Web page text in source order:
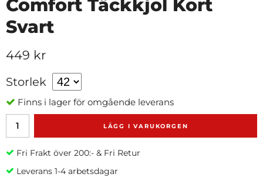
Comfort Täckkjol Kort
Svart
449 kr
Storlek
Finns i lager för omgående leverans
LÄGG I VARUKORGEN
Fri Frakt över 200:- & Fri Retur
Leverans 1-4 arbetsdagar